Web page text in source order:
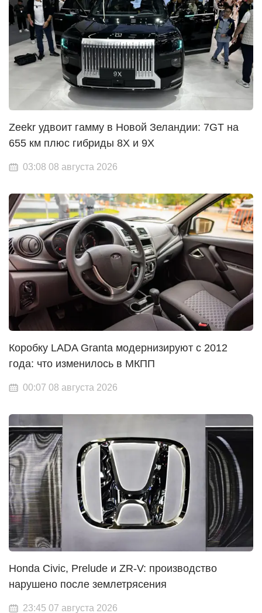
Zeekr удвоит гамму в Новой Зеландии: 7GT на
655 км плюс гибриды 8X и 9X
03:08 08 августа 2026
Коробку LADA Granta модернизируют с 2012
года: что изменилось в МКПП
00:07 08 августа 2026
Honda Civic, Prelude и ZR-V: производство
нарушено после землетрясения
23:45 07 августа 2026